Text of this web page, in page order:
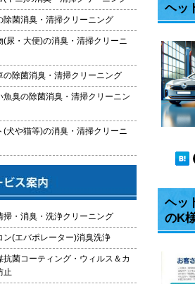
ヘッ
ヘッ
のK
年版】イエローハットのカ
ム料金はいくら？施工内
・安くするコツ
ドライト交換のタイミン
ペンション交換の必要性
ントガラス交換の料金相
手順
ロック修理の料金と作業
除菌消臭・清掃クリーニング
(尿・大便)の消臭・清掃クリーニ
の除菌消臭・清掃クリーニング
魚臭の除菌消臭・清掃クリーニン
(犬や猫等)の消臭・清掃クリーニ
掃・消臭・洗浄クリーニング
ン(エバポレーター)消臭洗浄
抗菌コーティング・ウィルス＆カ
止